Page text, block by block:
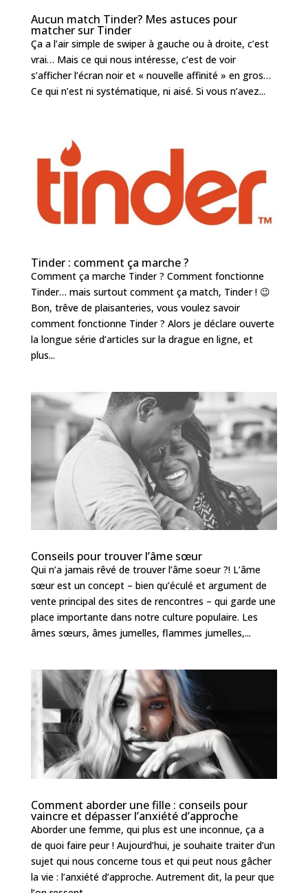
Aucun match Tinder? Mes astuces pour
matcher sur Tinder
Ça a l’air simple de swiper à gauche ou à droite, c’est
vrai… Mais ce qui nous intéresse, c’est de voir
s’afficher l’écran noir et « nouvelle affinité » en gros…
Ce qui n’est ni systématique, ni aisé. Si vous n’avez...
Tinder : comment ça marche ?
Comment ça marche Tinder ? Comment fonctionne
Tinder… mais surtout comment ça match, Tinder ! 😉
Bon, trêve de plaisanteries, vous voulez savoir
comment fonctionne Tinder ? Alors je déclare ouverte
la longue série d’articles sur la drague en ligne, et
plus...
Conseils pour trouver l’âme sœur
Qui n’a jamais rêvé de trouver l’âme soeur ?! L’âme
sœur est un concept – bien qu’éculé et argument de
vente principal des sites de rencontres – qui garde une
place importante dans notre culture populaire. Les
âmes sœurs, âmes jumelles, flammes jumelles,...
Comment aborder une fille : conseils pour
vaincre et dépasser l’anxiété d’approche
Aborder une femme, qui plus est une inconnue, ça a
de quoi faire peur ! Aujourd’hui, je souhaite traiter d’un
sujet qui nous concerne tous et qui peut nous gâcher
la vie : l’anxiété d’approche. Autrement dit, la peur que